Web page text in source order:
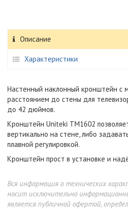
Описание
Характеристики
Настенный наклонный кронштейн с
расстоянием до стены для
до 42 дюймов.
Кронштейн Uniteki TM1602
вертикально на стене, либо
плавной регулировкой.
Кронштейн прост в установке и
Вся информация о технических
носит исключительно
является публичной офертой,